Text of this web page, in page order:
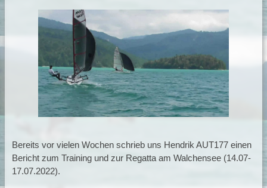
Bereits vor vielen Wochen schrieb uns Hendrik AUT177 einen
Bericht zum Training und zur Regatta am Walchensee (14.07-
17.07.2022).